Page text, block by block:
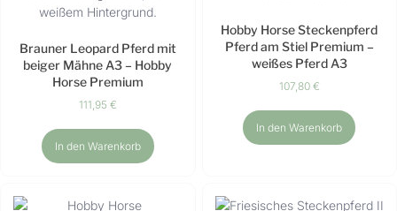
Brauner Leopard Pferd mit
beiger Mähne A3 – Hobby
Horse Premium
111,95 €
In den Warenkorb
Hobby Horse Steckenpferd
Pferd am Stiel Premium –
weißes Pferd A3
107,80 €
In den Warenkorb